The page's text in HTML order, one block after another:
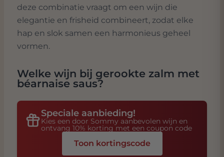
deze combinatie vraagt om een wijn die
elegantie en frisheid combineert, zodat elke
hap en slok samen een harmonieus geheel
vormen.
Welke wijn bij gerookte zalm met
béarnaise saus?
Speciale aanbieding!
Kies een door Sommy aanbevolen wijn en
ontvang 10% korting met een coupon code
Toon kortingscode